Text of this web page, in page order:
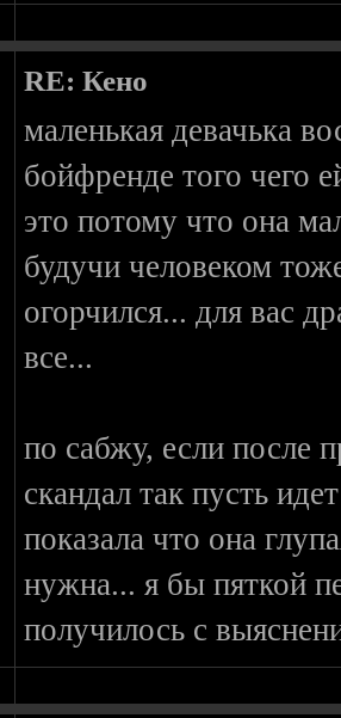
RE: Кено
маленькая девачька
бойфренде того чего
это потому что она
будучи человеком
огорчился... для вас
все...
по сабжу, если после
скандал так пусть
показала что она
нужна... я бы пяткой
получилось с